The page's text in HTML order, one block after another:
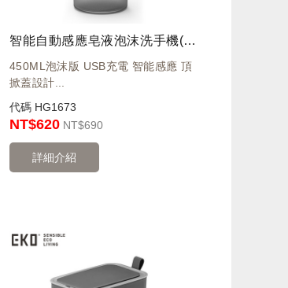
智能自動感應皂液泡沫洗手機(白)PD-PMJ-02
450ML泡沫版 USB充電 智能感應 頂
掀蓋設計...
代碼 HG1673
NT$620 NT$690
詳細介紹